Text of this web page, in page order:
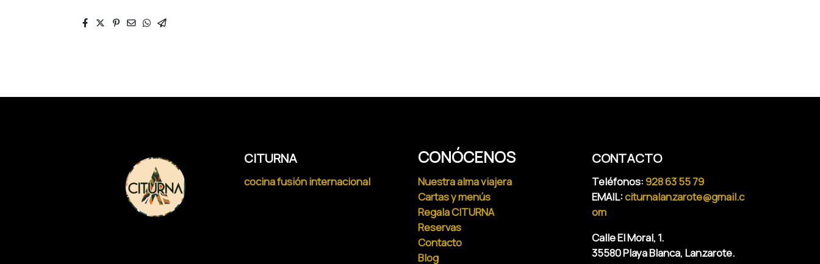
CITURNA
cocina fusión internacional
CONÓCENOS
Nuestra alma viajera
Cartas y menús
Regala CITURNA
Reservas
Contacto
Blog
CONTACTO
Teléfonos:928 63 55 79
EMAIL:citurnalanzarote@gmail.c
om
Calle El Moral, 1.
35580 Playa Blanca, Lanzarote.